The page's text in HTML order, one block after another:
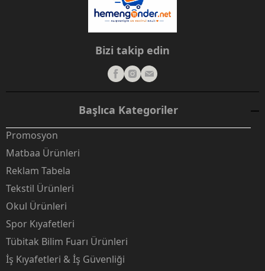
Bizi takip edin
Başlıca Kategoriler
Promosyon
Matbaa Ürünleri
Reklam Tabela
Tekstil Ürünleri
Okul Ürünleri
Spor Kıyafetleri
Tübitak Bilim Fuarı Ürünleri
İş Kıyafetleri & İş Güvenliği